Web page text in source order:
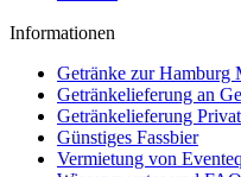
Informationen
Getränke zur Hamburg
Getränkelieferung an
Getränkelieferung
Günstiges Fassbier
Vermietung von